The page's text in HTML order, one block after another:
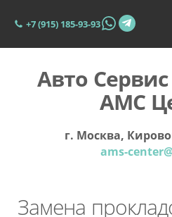
+7 (915) 185-93-93
Авто
АМС
г. Москва,
ams-
Замена